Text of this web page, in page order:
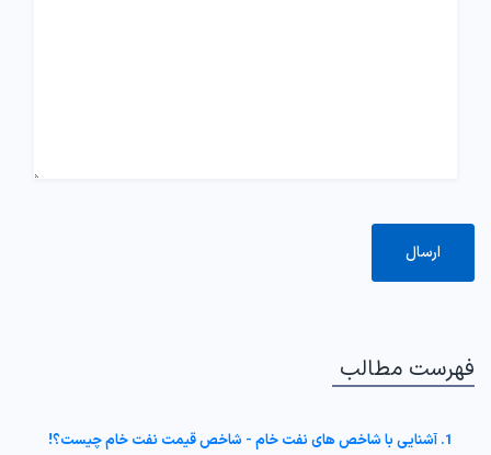
فهرست مطالب
1. آشنایی با شاخص های نفت خام - شاخص قیمت نفت خام چیست؟!